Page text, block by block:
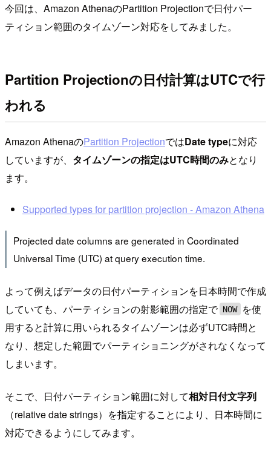
今回は、Amazon AthenaのPartition Projectionで日付パー
ティション範囲のタイムゾーン対応をしてみました。
Partition Projectionの日付計算はUTCで行
われる
Amazon AthenaのPartition ProjectionではDate typeに対応
していますが、 タイムゾーンの指定はUTC時間のみとなり
ます。
Supported types for partition projection - Amazon Athena
Projected date columns are generated in Coordinated
Universal Time (UTC) at query execution time.
よって例えばデータの日付パーティションを日本時間で作成
していても、パーティションの射影範囲の指定で NOW
を使
用すると計算に用いられるタイムゾーンは必ずUTC時間と
なり、想定した範囲でパーティショニングがされなくなって
しまいます。
そこで、日付パーティション範囲に対して相対日付文字列
（relative date strings）を指定することにより、日本時間に
対応できるようにしてみます。